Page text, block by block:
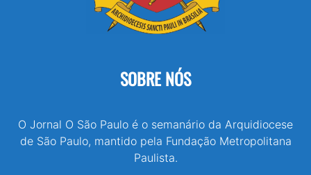
SOBRE NÓS
O Jornal O São Paulo é o semanário da Arquidiocese
de São Paulo, mantido pela Fundação Metropolitana
Paulista.